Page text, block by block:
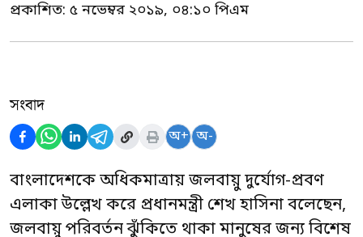
প্রকাশিত: ৫ নভেম্বর ২০১৯, ০৪:১০ পিএম
সংবাদ
অ+ অ-
বাংলাদেশকে অধিকমাত্রায় জলবায়ু দুর্যোগ-প্রবণ
এলাকা উল্লেখ করে প্রধানমন্ত্রী শেখ হাসিনা বলেছেন,
জলবায়ু পরিবর্তন ঝুঁকিতে থাকা মানুষের জন্য বিশেষ